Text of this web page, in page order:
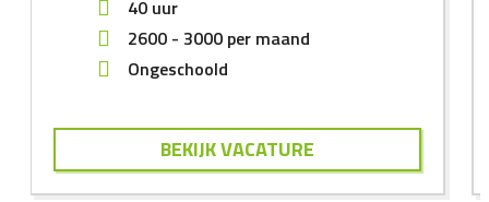
40 uur
2600 - 3000 per maand
Ongeschoold
BEKIJK VACATURE